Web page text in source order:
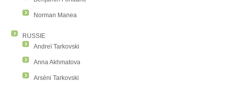
Norman Manea
RUSSIE
Andreï Tarkovski
Anna Akhmatova
Arséni Tarkovski